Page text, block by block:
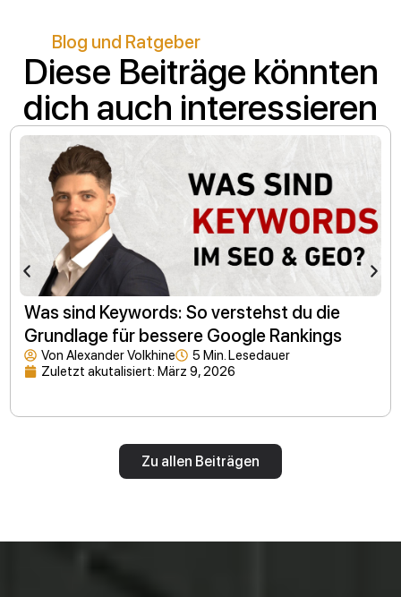
Blog und Ratgeber
Diese Beiträge könnten
dich auch interessieren
Was sind Keywords: So verstehst du die
Grundlage für bessere Google Rankings
VonAlexander Volkhine
5 Min. Lesedauer
Zuletzt akutalisiert: März 9, 2026
Zu allen Beiträgen